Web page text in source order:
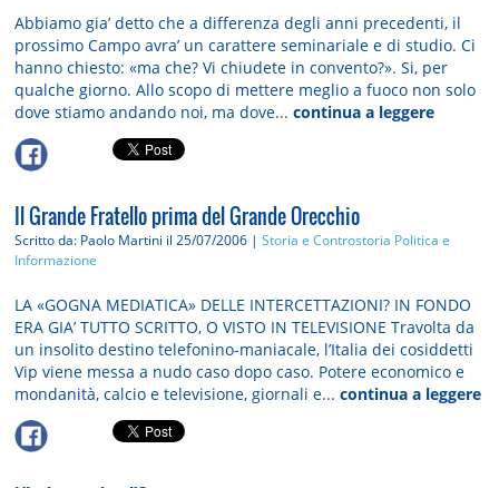
Abbiamo gia’ detto che a differenza degli anni precedenti, il
prossimo Campo avra’ un carattere seminariale e di studio. Ci
hanno chiesto: «ma che? Vi chiudete in convento?». Si, per
qualche giorno. Allo scopo di mettere meglio a fuoco non solo
dove stiamo andando noi, ma dove...continua a leggere
Il Grande Fratello prima del Grande Orecchio
Scritto da: Paolo Martini il 25/07/2006 |Storia e Controstoria Politica e
Informazione
LA «GOGNA MEDIATICA» DELLE INTERCETTAZIONI? IN FONDO
ERA GIA’ TUTTO SCRITTO, O VISTO IN TELEVISIONE Travolta da
un insolito destino telefonino-maniacale, l’Italia dei cosiddetti
Vip viene messa a nudo caso dopo caso. Potere economico e
mondanità, calcio e televisione, giornali e...continua a leggere